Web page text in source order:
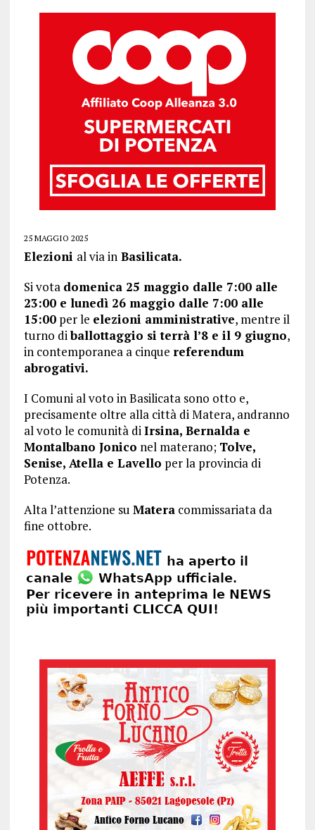
25 MAGGIO 2025
Elezioni al via inBasilicata.
Si vota domenica 25 maggio dalle 7:00 alle
23:00 e lunedì 26 maggio dalle 7:00 alle
15:00per le elezioni amministrative, mentre il
turno diballottaggio si terrà l’8 e il 9 giugno,
in contemporanea a cinque referendum
abrogativi.
I Comuni al voto in Basilicata sono otto e,
precisamente oltre alla città di Matera, andranno
al voto le comunità diIrsina, Bernalda e
Montalbano Jonico nel materano; Tolve,
Senise, Atella e Lavello per la provincia di
Potenza.
Alta l’attenzione su Materacommissariata da
fine ottobre.